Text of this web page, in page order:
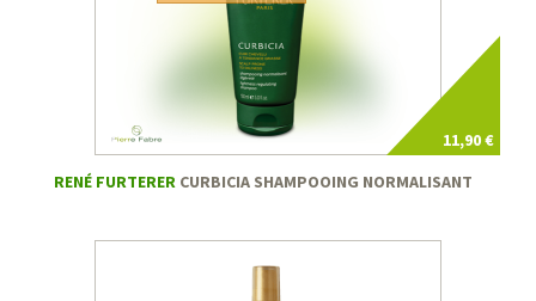
11,90 €
RENÉ FURTERER CURBICIA SHAMPOOING NORMALISANT